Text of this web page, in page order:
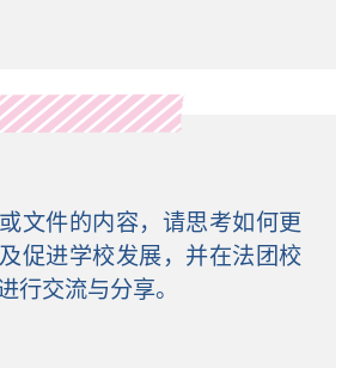
文件的内容，请思考如何更
促进学校发展，并在法团校
行交流与分享。